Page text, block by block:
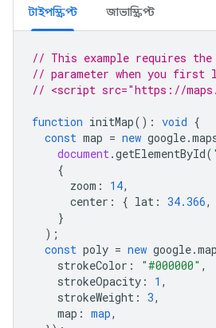
টাইপস্ক্রিপ্ট জাভাস্ক্রিপ্ট
// This example requires
// parameter when you first
// <script src="https://
function initMap() : void {
const map = new google.
document.getElementById(
{
zoom : 14,
center : { lat : 34.366,
}
);
const poly = new google.
strokeColor : "#000000" ,
strokeOpacity : 1 ,
strokeWeight : 3,
map : map,